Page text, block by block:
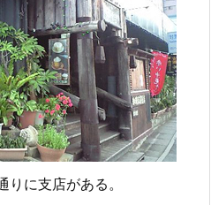
りに支店がある。